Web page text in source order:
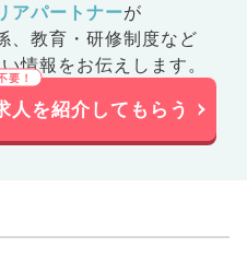
アパートナーが
教育・研修制度など
情報をお伝えします。
人を紹介してもらう